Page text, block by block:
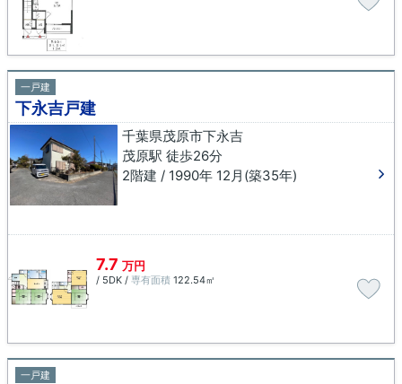
一戸建
下永吉戸建
千葉県茂原市下永吉
茂原駅 徒歩26分
2階建 / 1990年 12月(築35年)
7.7 万円
/ 5DK / 専有面積 122.54㎡
一戸建